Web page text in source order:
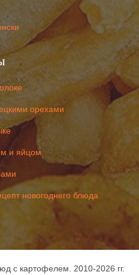
орехами
и яйцом
новогоднего блюда
с картофелем . 2010-2026 гг.